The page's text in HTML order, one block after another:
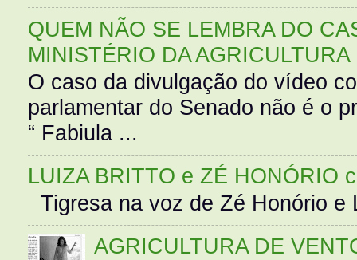
QUEM NÃO SE LEMBRA DO
MINISTÉRIO DA AGRICULTURA
O caso da divulgação do vídeo
parlamentar do Senado não é o
“ Fabiula ...
LUIZA BRITTO e ZÉ HONÓRIO
Tigresa na voz de Zé Honório
AGRICULTURA DE